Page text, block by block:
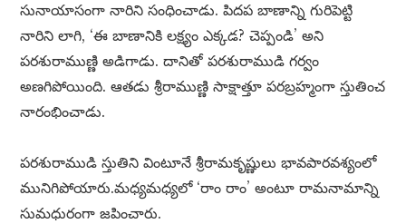
సునాయాసంగా నారిని సంధించాడు. పిదప బాణాన్ని గురిపెట్టి
నారిని లాగి, ‘ఈ బాణానికి లక్ష్యం ఎక్కడ? చెప్పండి’ అని
పరశురాముణ్ణి అడిగాడు. దానితో పరశురాముడి గర్వం
అణగిపోయింది. ఆతడు శ్రీరాముణ్ణి సాక్షాత్తూ పరబ్రహ్మంగా స్తుతించ
నారంభించాడు.
పరశురాముడి స్తుతిని వింటూనే శ్రీరామకృష్ణులు భావపారవశ్యంలో
మునిగిపోయారు.మధ్యమధ్యలో ‘రాం రాం’ అంటూ రామనామాన్ని
సుమధురంగా జపించారు.